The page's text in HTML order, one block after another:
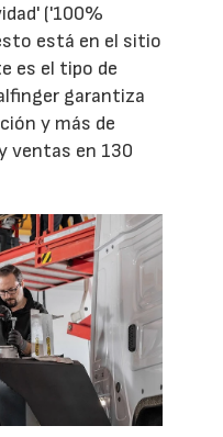
('100%
está en el sitio
es el tipo de
garantiza
y más de
ventas en 130